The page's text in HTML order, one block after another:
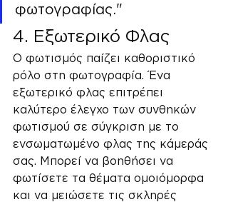
φωτογραφίας."
4. Εξωτερικό Φλας
Ο φωτισμός παίζει καθοριστικό
ρόλο στη φωτογραφία. Ένα
εξωτερικό φλας επιτρέπει
καλύτερο έλεγχο των συνθηκών
φωτισμού σε σύγκριση με το
ενσωματωμένο φλας της κάμεράς
σας. Μπορεί να βοηθήσει να
φωτίσετε τα θέματα ομοιόμορφα
και να μειώσετε τις σκληρές